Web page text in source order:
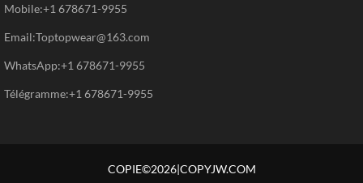
Mobile:+1 678671-9955
Email:Toptopwear@163.com
WhatsApp:+1 678671-9955
Télégramme:+1 678671-9955
COPIE©2026|COPYJW.COM